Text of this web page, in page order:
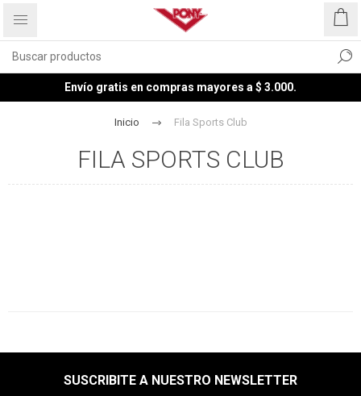
Envío gratis en compras mayores a $ 3.000.
Inicio Fila Sports Club
FILA SPORTS CLUB
SUSCRIBITE A NUESTRO NEWSLETTER